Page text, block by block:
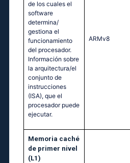
de los cuales el
software
determina/
gestiona el
funcionamiento
del procesador.
Información sobre
la arquitectura/el
conjunto de
instrucciones
(ISA), que el
procesador puede
ejecutar.
ARMv8
Memoria caché
de primer nivel
(L1)